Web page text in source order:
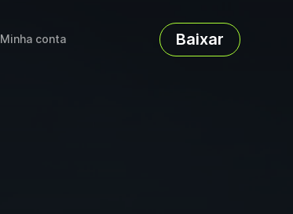
Minha conta Baixar